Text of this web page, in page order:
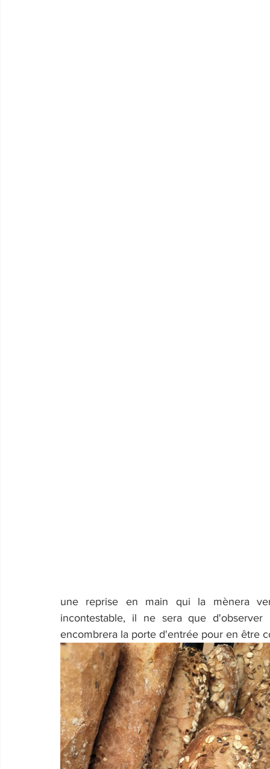
une reprise en main qui la mènera
incontestable, il ne sera que
encombrera la porte d'entrée pour en être